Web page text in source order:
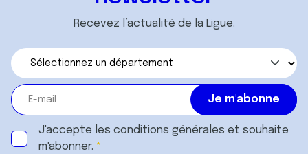
Recevez l’actualité de la Ligue.
J'accepte les conditions générales et souhaite
m'abonner.